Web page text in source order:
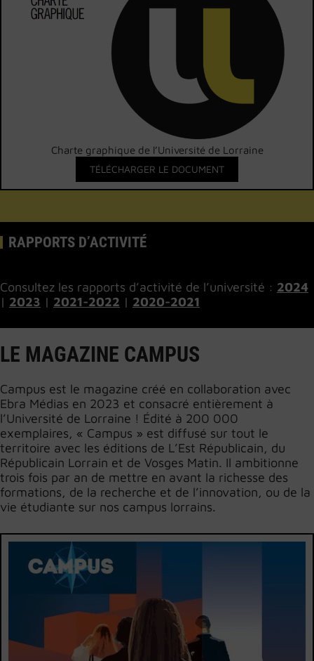
Charte graphique de l’Université de Lorraine
TÉLÉCHARGER LE DOCUMENT
RAPPORTS D’ACTIVITÉ
Consultez les rapports d’activité de l’université : 2024
| 2023 | 2021-2022 | 2020-2021
LE MAGAZINE CAMPUS
Campus est le magazine créé en collaboration avec
Ebra Médias en 2023 et consacré entièrement à
l’Université de Lorraine ! Édité à 200 000
exemplaires, « Campus » est diffusé sur tout le
territoire avec les éditions de L’Est Républicain, du
Républicain Lorrain et de Vosges Matin. Il ambitionne
trois fois par an de mettre en avant la richesse des
formations, de la recherche et de l’innovation, ou de la
vie étudiante sur nos campus lorrains.